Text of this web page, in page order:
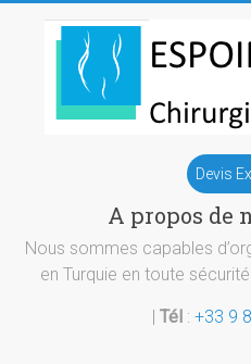
esthetique
Turquie
Devis
A propos de
Nous sommes capables
en Turquie en toute
|Tél :+33 9